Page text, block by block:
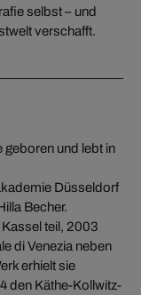
selbst – und
verschafft.
und lebt in
Düsseldorf
Becher.
teil, 2003
di Venezia neben
erhielt sie
den Käthe-Kollwitz-